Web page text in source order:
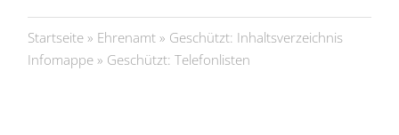
Startseite » Ehrenamt » Geschützt: Inhaltsverzeichnis
Infomappe » Geschützt: Telefonlisten